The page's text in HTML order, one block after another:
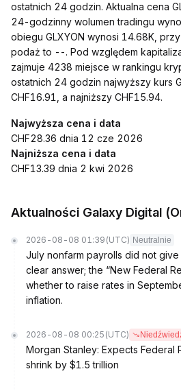
ostatnich 24 godzin. Aktualna cena
24-godzinny wolumen tradingu
obiegu GLXYON wynosi 14.68K,
podaż to --. Pod względem
zajmuje 4238 miejsce w rankingu
ostatnich 24 godzin najwyższy kurs
CHF16.91, a najniższy CHF15.94.
Najwyższa cena i data
CHF28.36 dnia 12 cze 2026
Najniższa cena i data
CHF13.39 dnia 2 kwi 2026
Aktualności Galaxy Digital
2026-08-08 01:39 (UTC) Neutralnie
July nonfarm payrolls did not
clear answer; the “New Federal
whether to raise rates in
inflation.
2026-08-08 00:25 (UTC)
Morgan Stanley: Expects Federal
shrink by $1.5 trillion